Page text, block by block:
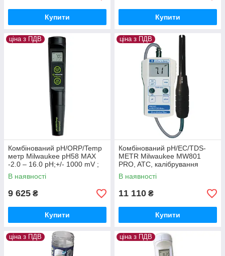
Купити Купити
ціна з ПДВ
Комбінований pH/ORP/Temp
метр Milwaukee pH58 MAX
-2.0 – 16.0 pH;+/- 1000 mV ;
-5 to 60°C,авт.кал., Угорщина
В наявності
9 625 ₴
Купити
ціна з ПДВ
Комбінований pH/EC/TDS-
METR Milwaukee MW801
PRO, ATC, калібрування
ручне, Угорщина
В наявності
11 110 ₴
Купити
ціна з ПДВ ціна з ПДВ